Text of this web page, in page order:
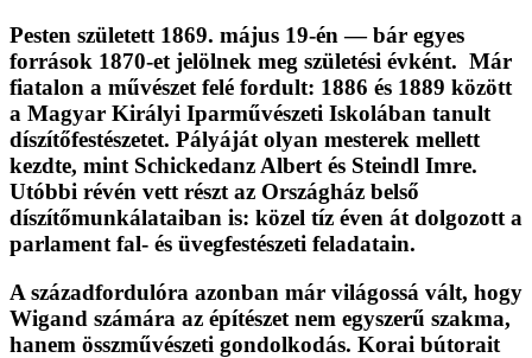
Pesten született 1869. május 19-én — bár egyes
források 1870-et jelölnek meg születési évként. Már
fiatalon a művészet felé fordult: 1886 és 1889 között
a Magyar Királyi Iparművészeti Iskolában tanult
díszítőfestészetet. Pályáját olyan mesterek mellett
kezdte, mint Schickedanz Albert és Steindl Imre.
Utóbbi révén vett részt az Országház belső
díszítőmunkálataiban is: közel tíz éven át dolgozott a
parlament fal- és üvegfestészeti feladatain.
A századfordulóra azonban már világossá vált, hogy
Wigand számára az építészet nem egyszerű szakma,
hanem összművészeti gondolkodás. Korai bútorait